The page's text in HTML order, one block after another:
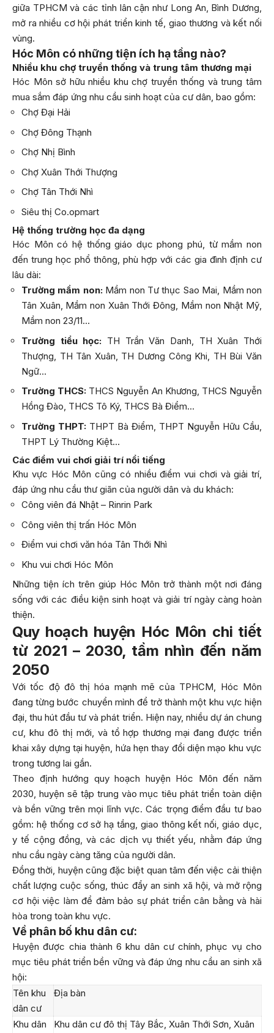
giữa TPHCM và các tỉnh lân cận như Long An, Bình Dương,
mở ra nhiều cơ hội phát triển kinh tế, giao thương và kết nối
vùng.
Hóc Môn có những tiện ích hạ tầng nào?
Nhiều khu chợ truyền thống và trung tâm thương mại
Hóc Môn sở hữu nhiều khu chợ truyền thống và trung tâm
mua sắm đáp ứng nhu cầu sinh hoạt của cư dân, bao gồm:
Chợ Đại Hải
Chợ Đông Thạnh
Chợ Nhị Bình
Chợ Xuân Thới Thượng
Chợ Tân Thới Nhì
Siêu thị Co.opmart
Hệ thống trường học đa dạng
Hóc Môn có hệ thống giáo dục phong phú, từ mầm non
đến trung học phổ thông, phù hợp với các gia đình định cư
lâu dài:
Trường mầm non:Mầm non Tư thục Sao Mai, Mầm non
Tân Xuân, Mầm non Xuân Thới Đông, Mầm non Nhật Mỹ,
Mầm non 23/11…
Trường tiểu học: TH Trần Văn Danh, TH Xuân Thới
Thượng, TH Tân Xuân, TH Dương Công Khi, TH Bùi Văn
Ngữ…
Trường THCS: THCS Nguyễn An Khương, THCS Nguyễn
Hồng Đào, THCS Tô Ký, THCS Bà Điểm…
Trường THPT: THPT Bà Điểm, THPT Nguyễn Hữu Cầu,
THPT Lý Thường Kiệt…
Các điểm vui chơi giải trí nổi tiếng
Khu vực Hóc Môn cũng có nhiều điểm vui chơi và giải trí,
đáp ứng nhu cầu thư giãn của người dân và du khách:
Công viên đá Nhật – Rinrin Park
Công viên thị trấn Hóc Môn
Điểm vui chơi văn hóa Tân Thới Nhì
Khu vui chơi Hóc Môn
Những tiện ích trên giúp Hóc Môn trở thành một nơi đáng
sống với các điều kiện sinh hoạt và giải trí ngày càng hoàn
thiện.
Quy hoạch huyện Hóc Môn chi tiết
từ 2021 – 2030, tầm nhìn đến năm
2050
Với tốc độ đô thị hóa mạnh mẽ của TPHCM, Hóc Môn
đang từng bước chuyển mình để trở thành một khu vực hiện
đại, thu hút đầu tư và phát triển. Hiện nay, nhiều dự án chung
cư, khu đô thị mới, và tổ hợp thương mại đang được triển
khai xây dựng tại huyện, hứa hẹn thay đổi diện mạo khu vực
trong tương lai gần.
Theo định hướng quy hoạch huyện Hóc Môn đến năm
2030, huyện sẽ tập trung vào mục tiêu phát triển toàn diện
và bền vững trên mọi lĩnh vực. Các trọng điểm đầu tư bao
gồm: hệ thống cơ sở hạ tầng, giao thông kết nối, giáo dục,
y tế cộng đồng, và các dịch vụ thiết yếu, nhằm đáp ứng
nhu cầu ngày càng tăng của người dân.
Đồng thời, huyện cũng đặc biệt quan tâm đến việc cải thiện
chất lượng cuộc sống, thúc đẩy an sinh xã hội, và mở rộng
cơ hội việc làm để đảm bảo sự phát triển cân bằng và hài
hòa trong toàn khu vực.
Về phân bố khu dân cư:
Huyện được chia thành 6 khu dân cư chính, phục vụ cho
mục tiêu phát triển bền vững và đáp ứng nhu cầu an sinh xã
hội:
Tên khu
dân cư
Địa bàn
Khu dân
Khu dân cư đô thị Tây Bắc, Xuân Thới Sơn, Xuân